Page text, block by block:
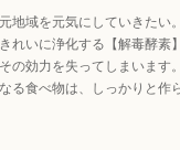
域を元気にしていきた
いに浄化する【解毒酵
効力を失ってしまいま
食べ物は、しっかりと